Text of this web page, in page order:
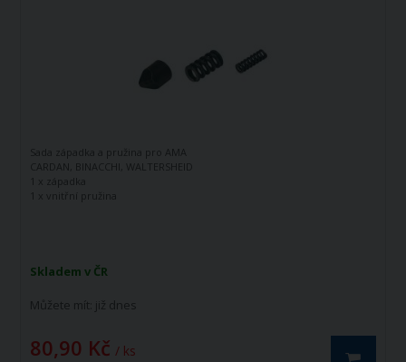
Skladem v ČR
Můžete mít: již dnes
80,90 Kč / ks
Sada západka a pružina pro AMA
CARDAN, BINACCHI, WALTERSHEID
1 x západka
1 x vnitřní pružina